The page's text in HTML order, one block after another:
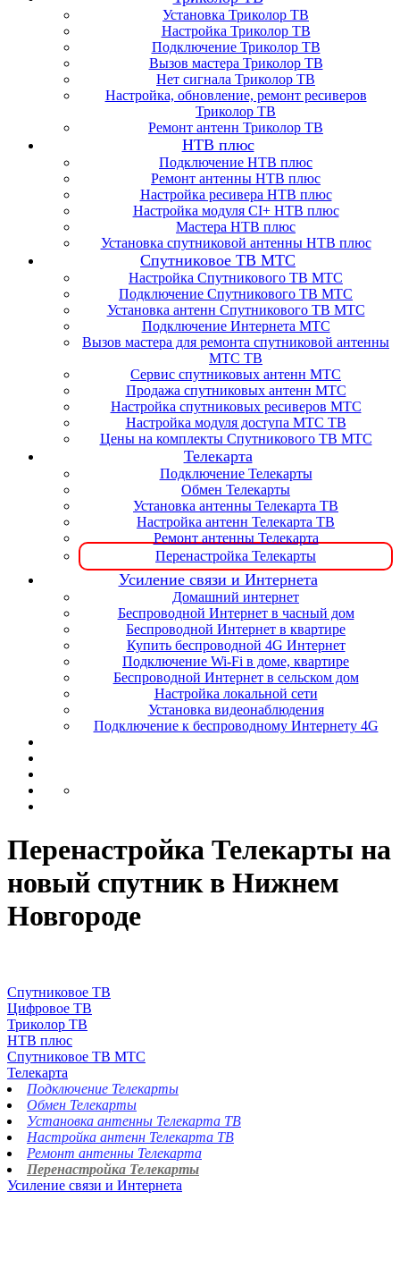
Установка Триколор ТВ
Настройка Триколор ТВ
Подключение Триколор ТВ
Вызов мастера Триколор ТВ
Нет сигнала Триколор ТВ
Настройка, обновление, ремонт ресиверов
Триколор ТВ
Ремонт антенн Триколор ТВ
НТВ плюс
Подключение НТВ плюс
Ремонт антенны НТВ плюс
Настройка ресивера НТВ плюс
Настройка модуля CI+ НТВ плюс
Мастера НТВ плюс
Установка спутниковой антенны НТВ плюс
Спутниковое ТВ МТС
Настройка Спутникового ТВ МТС
Подключение Спутникового ТВ МТС
Установка антенн Спутникового ТВ МТС
Подключение Интернета МТС
Вызов мастера для ремонта спутниковой антенны
МТС ТВ
Сервис спутниковых антенн МТС
Продажа спутниковых антенн МТС
Настройка спутниковых ресиверов МТС
Настройка модуля доступа МТС ТВ
Цены на комплекты Спутникового ТВ МТС
Телекарта
Подключение Телекарты
Обмен Телекарты
Установка антенны Телекарта ТВ
Настройка антенн Телекарта ТВ
Ремонт антенны Телекарта
Перенастройка Телекарты
Усиление связи и Интернета
Домашний интернет
Беспроводной Интернет в часный дом
Беспроводной Интернет в квартире
Купить беспроводной 4G Интернет
Подключение Wi-Fi в доме, квартире
Беспроводной Интернет в сельском дом
Настройка локальной сети
Установка видеонаблюдения
Подключение к беспроводному Интернету 4G
Перенастройка Телекарты на
новый спутник в Нижнем
Новгороде
Спутниковое ТВ
Цифровое ТВ
Триколор ТВ
НТВ плюс
Спутниковое ТВ МТС
Телекарта
Подключение Телекарты
Обмен Телекарты
Установка антенны Телекарта ТВ
Настройка антенн Телекарта ТВ
Ремонт антенны Телекарта
Перенастройка Телекарты
Усиление связи и Интернета